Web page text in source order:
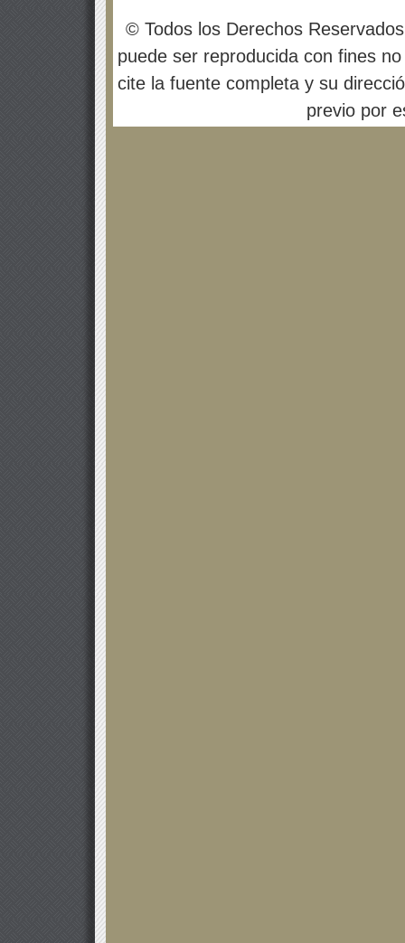
© Todos los Derechos
puede ser reproducida con fines
cite la fuente completa y su
previo por